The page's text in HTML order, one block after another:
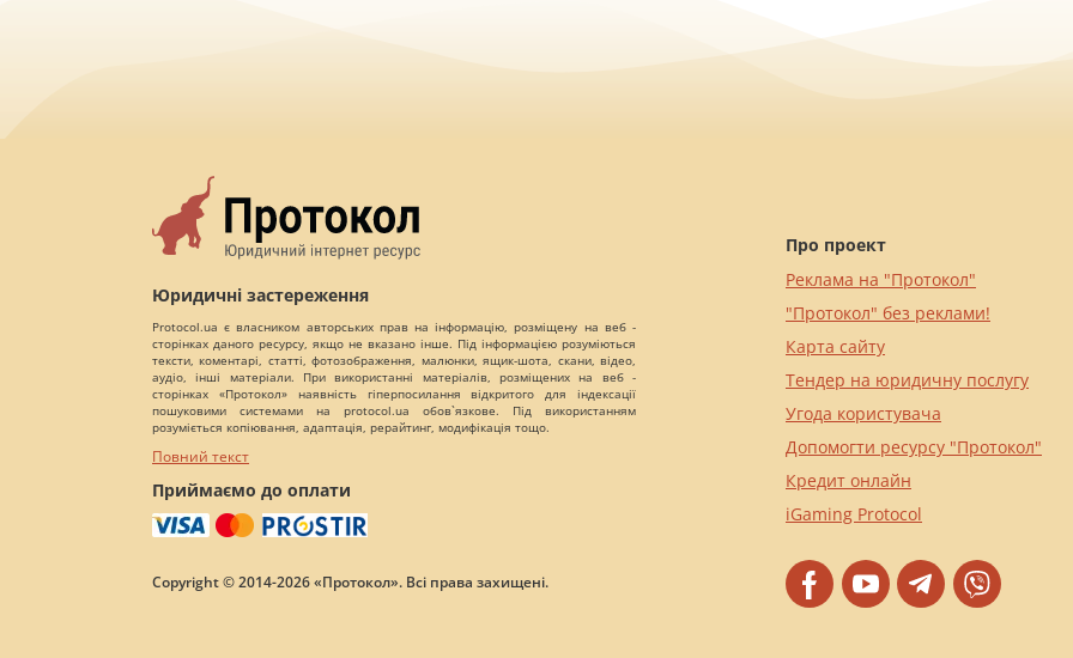
Юридичні застереження
Protocol.ua є власником авторських прав на інформацію, розміщену на веб -
сторінках даного ресурсу, якщо не вказано інше. Під інформацією розуміються
тексти, коментарі, статті, фотозображення, малюнки, ящик-шота, скани, відео,
аудіо, інші матеріали. При використанні матеріалів, розміщених на веб -
сторінках «Протокол» наявність гіперпосилання відкритого для індексації
пошуковими системами на protocol.ua обов`язкове. Під використанням
розуміється копіювання, адаптація, рерайтинг, модифікація тощо.
Повний текст
Приймаємо до оплати
Copyright © 2014-2026 «Протокол». Всі права захищені.
Про проект
Реклама на "Протокол"
"Протокол" без реклами!
Карта сайту
Тендер на юридичну послугу
Угода користувача
Допомогти ресурсу "Протокол"
Кредит онлайн
iGaming Protocol